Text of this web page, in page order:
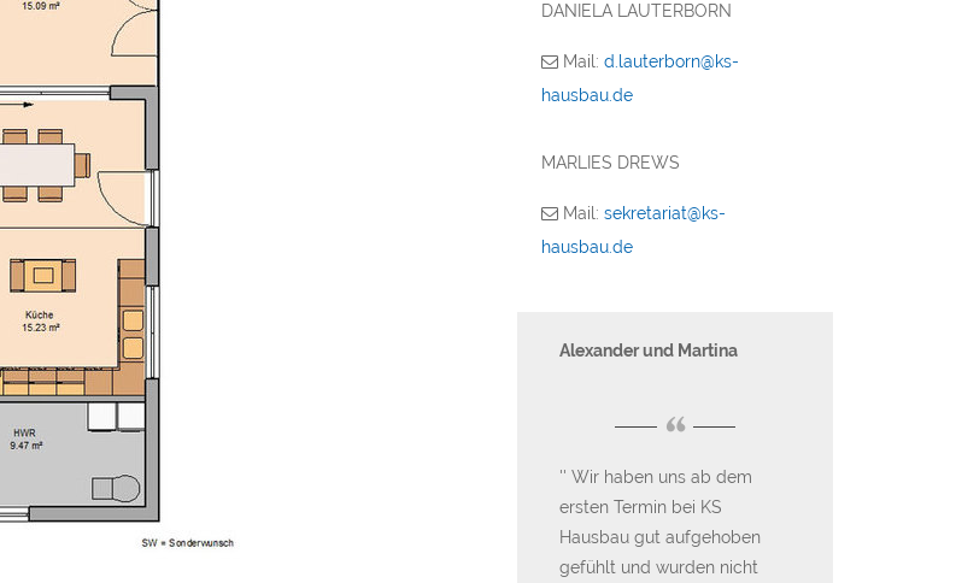
DANIELA LAUTERBORN
Mail: d.lauterborn@ks-
hausbau.de
MARLIES DREWS
Mail: sekretariat@ks-
hausbau.de
Alexander und Martina
“
Wir haben uns ab dem
ersten Termin bei KS
Hausbau gut aufgehoben
gefühlt und wurden nicht